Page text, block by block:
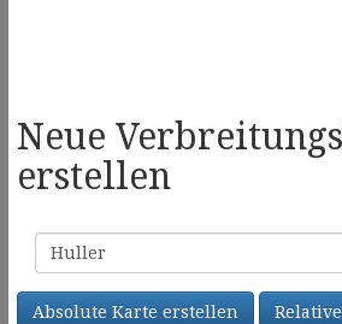
Neue
erstellen
Familienname
Absolute Karte erstellen